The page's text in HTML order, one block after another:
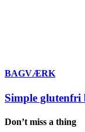
BAGVÆRK
Simple glutenfri
Don’t miss a thing